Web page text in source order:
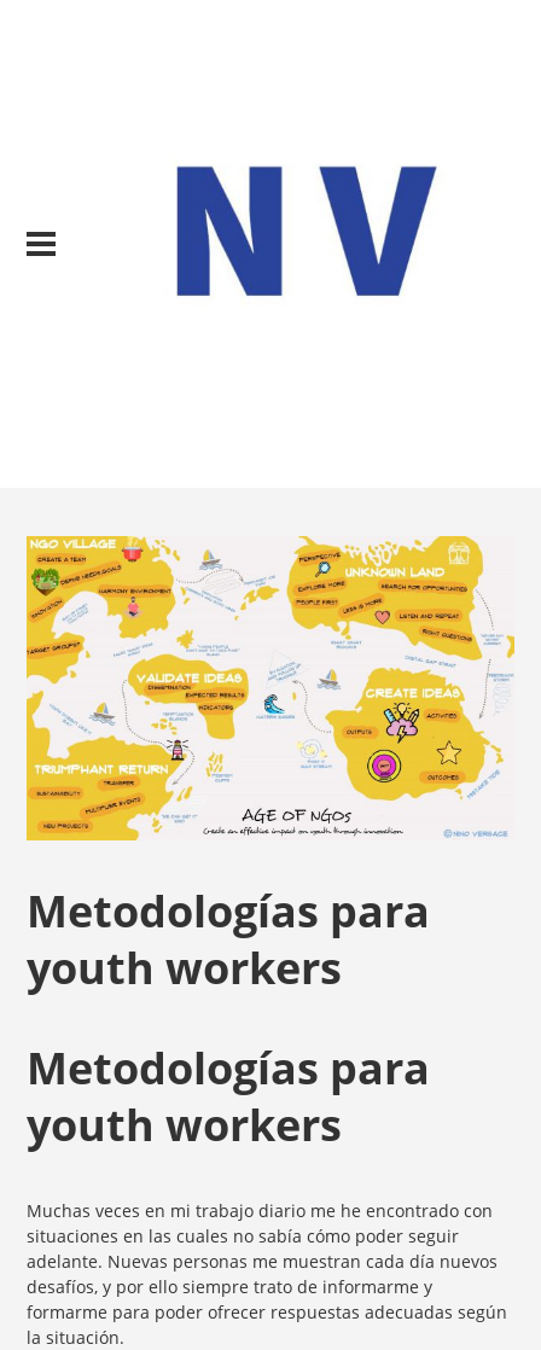
Metodologías para
youth workers
Metodologías para
youth workers
Muchas veces en mi trabajo diario me he encontrado con
situaciones en las cuales no sabía cómo poder seguir
adelante. Nuevas personas me muestran cada día nuevos
desafíos, y por ello siempre trato de informarme y
formarme para poder ofrecer respuestas adecuadas según
la situación.